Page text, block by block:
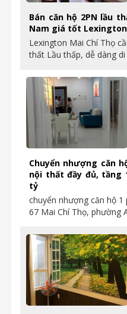
Bán căn hộ 2PN lầu
Nam giá tốt Lexington
Lexington Mai Chí Thọ
thất Lầu thấp, dễ dàng
Chuyển nhượng căn
nội thất đầy đủ, tầng
tỷ
chuyển nhượng căn hộ
67 Mai Chí Thọ, phường